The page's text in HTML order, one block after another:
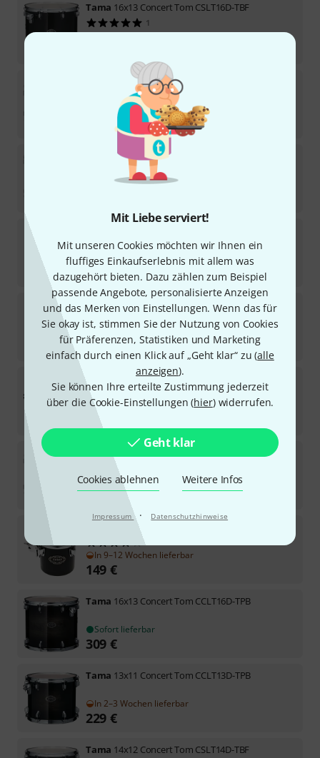
Mit Liebe serviert!
Mit unseren Cookies möchten wir Ihnen ein
fluffiges Einkaufserlebnis mit allem was
dazugehört bieten. Dazu zählen zum Beispiel
passende Angebote, personalisierte Anzeigen
und das Merken von Einstellungen. Wenn das für
Sie okay ist, stimmen Sie der Nutzung von Cookies
für Präferenzen, Statistiken und Marketing
einfach durch einen Klick auf „Geht klar“ zu (alle
anzeigen).
Sie können Ihre erteilte Zustimmung jederzeit
über die Cookie-Einstellungen (hier) widerrufen.
Geht klar
Cookies ablehnen Weitere Infos
Impressum · Datenschutzhinweise
Tama 16x13 Concert Tom CSLT16D-TBF
1
Sofort lieferbar
10x08 Concert Tom CCLT10A-TPB
Sofort lieferbar
€
14x12 Concert Tom CCLT14D-TPB
Sofort lieferbar
4
Sofort lieferbar
185 €
Tama 13x11 Concert Tom CSLT13D-TBF
Sofort lieferbar
219€
10x08 Concert Tom CSLT10A-TBF
Lieferbar in mehreren Monaten
179
Mittelfristig lieferbar (ca. 1–2 Wochen)
209€
06x06 Concert Tom CSLT6A-TBF
In 9–12 Wochen lieferbar
149 €
Tama 16x13 Concert Tom CCLT16D-TPB
Sofort lieferbar
309 €
Tama 13x11 Concert Tom CCLT13D-TPB
In 2–3 Wochen lieferbar
229 €
Tama 14x12 Concert Tom CSLT14D-TBF